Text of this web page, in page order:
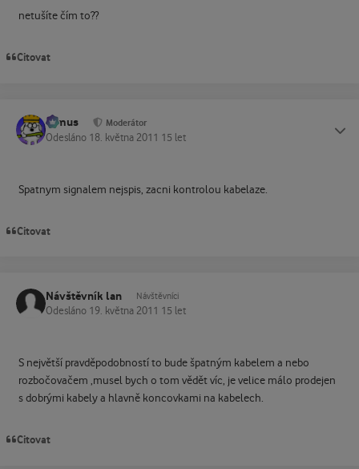
netušíte čím to??
Citovat
tomus Moderátor
Odesláno 18. května 2011 15 let
Spatnym signalem nejspis, zacni kontrolou kabelaze.
Citovat
Návštěvník lan Návštěvníci
Odesláno 19. května 2011 15 let
S největší pravděpodobností to bude špatným kabelem a nebo
rozbočovačem ,musel bych o tom vědět víc, je velice málo prodejen
s dobrými kabely a hlavně koncovkami na kabelech.
Citovat